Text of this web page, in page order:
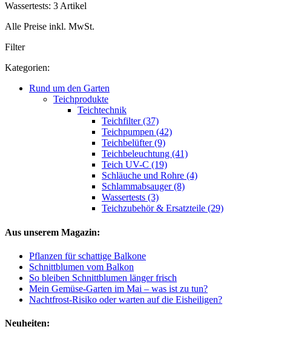
Wassertests: 3 Artikel
Alle Preise inkl. MwSt.
Filter
Kategorien:
Rund um den Garten
Teichprodukte
Teichtechnik
Teichfilter (37)
Teichpumpen (42)
Teichbelüfter (9)
Teichbeleuchtung (41)
Teich UV-C (19)
Schläuche und Rohre (4)
Schlammabsauger (8)
Wassertests (3)
Teichzubehör & Ersatzteile (29)
Aus unserem Magazin:
Pflanzen für schattige Balkone
Schnittblumen vom Balkon
So bleiben Schnittblumen länger frisch
Mein Gemüse-Garten im Mai – was ist zu tun?
Nachtfrost-Risiko oder warten auf die Eisheiligen?
Neuheiten: